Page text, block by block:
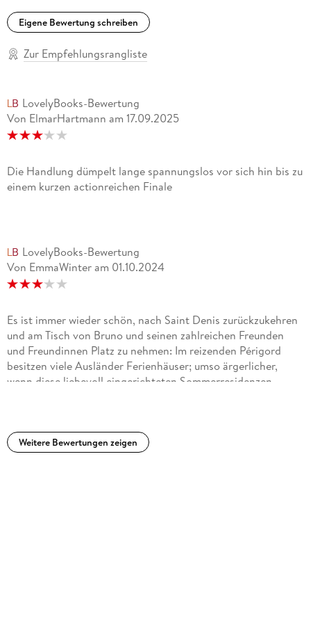
Eigene Bewertung schreiben
Zur Empfehlungsrangliste
LovelyBooks-Bewertung
Von ElmarHartmann am 17.09.2025
Die Handlung dümpelt lange spannungslos vor sich hin bis zu
einem kurzen actionreichen Finale
LovelyBooks-Bewertung
Von EmmaWinter am 01.10.2024
Es ist immer wieder schön, nach Saint Denis zurückzukehren
und am Tisch von Bruno und seinen zahlreichen Freunden
und Freundinnen Platz zu nehmen: Im reizenden Périgord
besitzen viele Ausländer Ferienhäuser; umso ärgerlicher,
wenn diese liebevoll eingerichteten Sommerresidenzen
einen historischen Bahnraub hineingezogen. Schließlich
mischt sogar der britische Geheimdienst mit.Wie immer
Weitere Bewertungen zeigen